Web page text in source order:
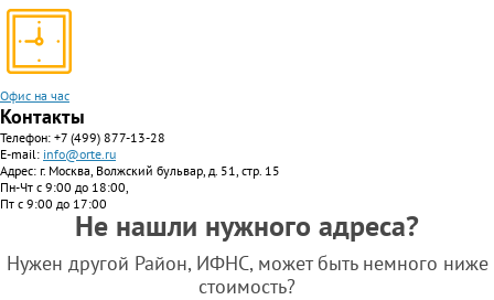
Офис на час
Контакты
Телефон: +7 (499) 877-13-28
E-mail: info@orte.ru
Адрес: г. Москва, Волжский бульвар, д. 51, стр. 15
Пн-Чт с 9:00 до 18:00,
Пт с 9:00 до 17:00
Не нашли нужного адреса?
Нужен другой Район, ИФНС, может быть немного ниже
стоимость?